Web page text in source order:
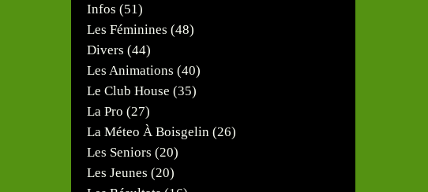
Infos (51)
Les Féminines (48)
Divers (44)
Les Animations (40)
Le Club House (35)
La Pro (27)
La Méteo À Boisgelin (26)
Les Seniors (20)
Les Jeunes (20)